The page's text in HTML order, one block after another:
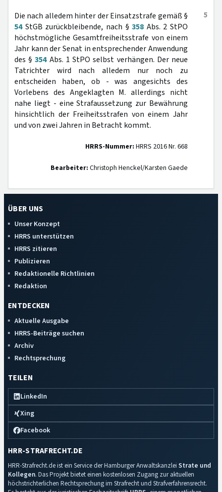
5
Die nach alledem hinter der Einsatzstrafe gemäß §
54StGB zurückbleibende, nach §358 Abs. 2 StPO
höchstmögliche Gesamtfreiheitsstrafe von einem
Jahr kann der Senat in entsprechender Anwendung
des §354Abs. 1 StPO selbst verhängen. Der neue
Tatrichter wird nach alledem nur noch zu
entscheiden haben, ob - was angesichts des
Vorlebens des Angeklagten M. allerdings nicht
nahe liegt - eine Strafaussetzung zur Bewährung
hinsichtlich der Freiheitsstrafen von einem Jahr
und von zwei Jahren in Betracht kommt.
HRRS-Nummer: HRRS 2016 Nr. 668
Bearbeiter: Christoph Henckel/Karsten Gaede
ÜBER UNS
Unser Konzept
HRRS unterstützen
HRRS zitieren
Publizieren
Redaktionelle Richtlinien
Redaktion
ENTDECKEN
Aktuelle Ausgabe
HRRS-Beiträge suchen
Archiv
Rechtsprechung
TEILEN
LinkedIn
Xing
Facebook
HRR-STRAFRECHT.DE
HRR-Strafrecht.de ist ein Service der Hamburger Anwaltskanzlei Strate und
Kollegen. Das Projekt bietet einen kostenlosen Zugang zur aktuellen
höchstrichterlichen Rechtsprechung im Strafrecht und Strafverfahrensrecht.